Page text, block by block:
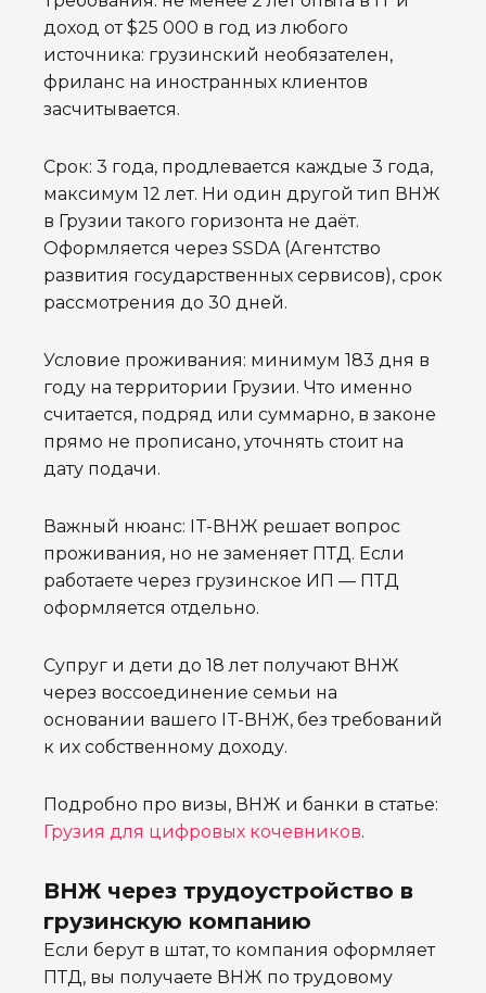
доход от $25 000 в год из любого
источника: грузинский необязателен,
фриланс на иностранных клиентов
засчитывается.
Срок: 3 года, продлевается каждые 3 года,
максимум 12 лет. Ни один другой тип ВНЖ
в Грузии такого горизонта не даёт.
Оформляется через SSDA (Агентство
развития государственных сервисов), срок
рассмотрения до 30 дней.
Условие проживания: минимум 183 дня в
году на территории Грузии. Что именно
считается, подряд или суммарно, в законе
прямо не прописано, уточнять стоит на
дату подачи.
Важный нюанс: IT-ВНЖ решает вопрос
проживания, но не заменяет ПТД. Если
работаете через грузинское ИП — ПТД
оформляется отдельно.
Супруг и дети до 18 лет получают ВНЖ
через воссоединение семьи на
основании вашего IT-ВНЖ, без требований
к их собственному доходу.
Подробно про визы, ВНЖ и банки в статье:
Грузия для цифровых кочевников.
ВНЖ через трудоустройство в
грузинскую компанию
Если берут в штат, то компания оформляет
ПТД, вы получаете ВНЖ по трудовому